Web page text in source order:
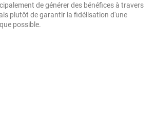
de générer des bénéfices à travers
plutôt de garantir la fidélisation d'une
possible.